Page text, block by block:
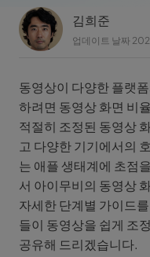
김희준
업데이트 날짜
동영상이 다양한 플랫
하려면 동영상 화면 비
적절히 조정된 동영상
고 다양한 기기에서의
는 애플 생태계에 초점
서 아이무비의 동영상
자세한 단계별 가이드
들이 동영상을 쉽게 조
공유해 드리겠습니다.